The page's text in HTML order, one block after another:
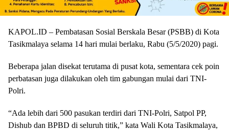
KAPOL.ID – Pembatasan Sosial Berskala Besar (PSBB) di Kota
Tasikmalaya selama 14 hari mulai berlaku, Rabu (5/5/2020) pagi.
Beberapa jalan disekat terutama di pusat kota, sementara cek poin
perbatasan juga dilakukan oleh tim gabungan mulai dari TNI-
Polri.
“Ada lebih dari 500 pasukan terdiri dari TNI-Polri, Satpol PP,
Dishub dan BPBD di seluruh titik,” kata Wali Kota Tasikmalaya,